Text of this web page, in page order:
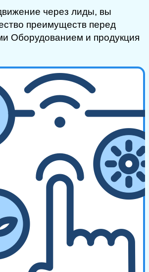
через лиды, вы
преимуществ перед
Оборудованием и продукция